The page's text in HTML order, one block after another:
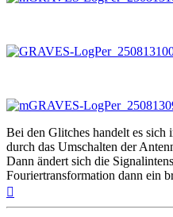
Bei den Glitches handelt es
durch das Umschalten der
Dann ändert sich die
Fouriertransformation dann ein